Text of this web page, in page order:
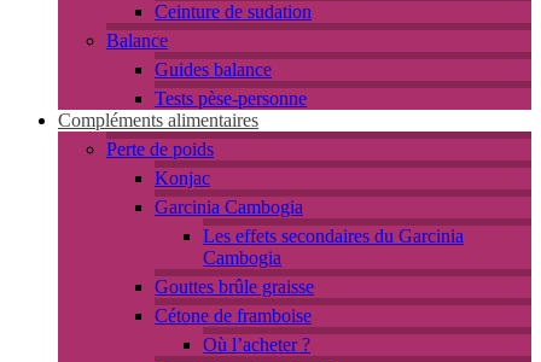
Ceinture de sudation
Balance
Guides balance
Tests pèse-personne
Compléments alimentaires
Perte de poids
Konjac
Garcinia Cambogia
Les effets secondaires du Garcinia
Cambogia
Gouttes brûle graisse
Cétone de framboise
Où l’acheter ?